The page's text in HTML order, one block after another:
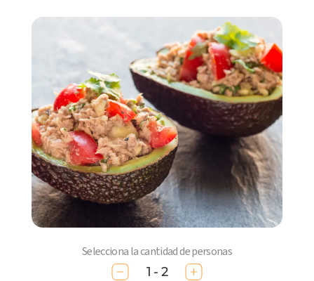
Selecciona la cantidad de personas
1 - 2